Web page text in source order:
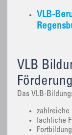
VLB-
VLB
Das VLB-
zahlreiche
fachliche